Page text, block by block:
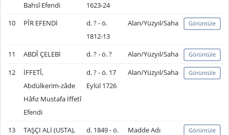
Bahsî Efendi
1623-24
10 PÎR EFENDİ
d. ? - ö.
1812-13
Alan/Yüzyıl/Saha Görüntüle
11 ABDÎ ÇELEBİ d. ? - ö. ? Alan/Yüzyıl/Saha Görüntüle
12
İFFETÎ,
Abdülkerim-zâde
Hâfız Mustafa İffetî
Efendi
d. ? - ö. 17
Eylül 1726
Alan/Yüzyıl/Saha Görüntüle
13
TAŞÇI ALİ (USTA),
d. 1849 - ö.
Madde Adı Görüntüle